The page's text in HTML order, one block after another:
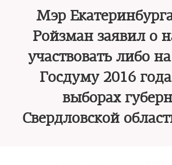
Мэр
Ройзман заявил о
участвовать либо
Госдуму 2016
выборах
Свердловской